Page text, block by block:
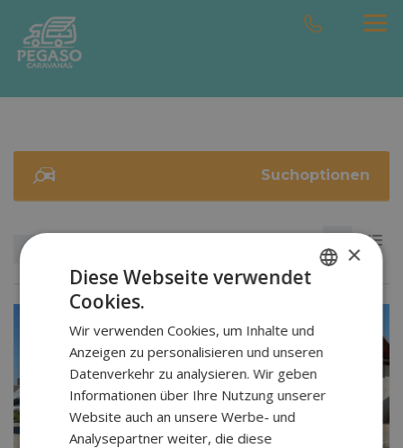
Suchoptionen
RUSSIAN
GERMAN
×
Diese Webseite verwendet
Cookies.
Wir verwenden Cookies, um Inhalte und
Anzeigen zu personalisieren und unseren
Datenverkehr zu analysieren. Wir geben
Informationen über Ihre Nutzung unserer
Website auch an unsere Werbe- und
Analysepartner weiter, die diese